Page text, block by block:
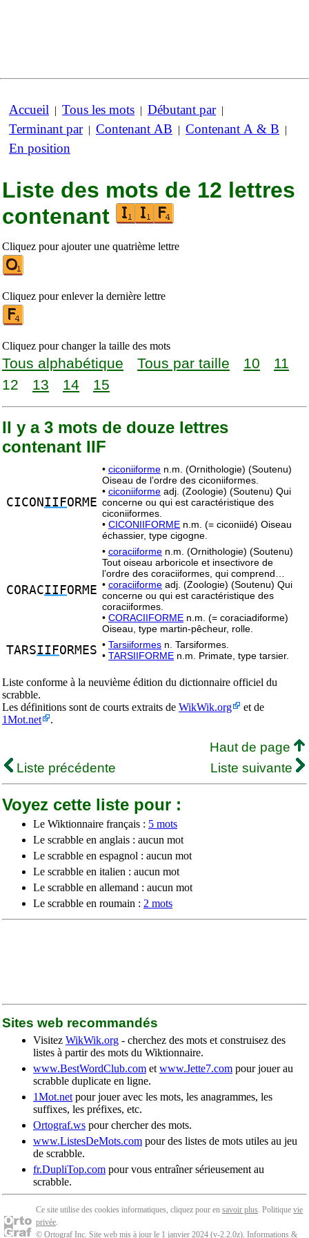
Accueil | Tous les mots | Débutant par|
Terminant par| Contenant AB | Contenant A & B |
En position
Liste des mots de 12 lettres
contenant
Cliquez pour ajouter une quatrième lettre
Cliquez pour enlever la dernière lettre
Cliquez pour changer la taille des mots
Tous alphabétique Tous par taille 10
11
12
13 14 15
Il y a 3 mots de douze lettres
contenant IIF
CICON IIFORME
• ciconiiforme n.m. (Ornithologie) (Soutenu)
Oiseau de l’ordre des ciconiiformes.
• ciconiiforme adj. (Zoologie) (Soutenu) Qui
concerne ou qui est caractéristique des
ciconiiformes.
• CICONIIFORME n.m. (= ciconiidé) Oiseau
échassier, type cigogne.
CORACIIFORME
• coraciiforme n.m. (Ornithologie) (Soutenu)
Tout oiseau arboricole et insectivore de
l’ordre des coraciiformes, qui comprend…
• coraciiforme adj. (Zoologie) (Soutenu) Qui
concerne ou qui est caractéristique des
coraciiformes.
• CORACIIFORME n.m. (= coraciadiforme)
Oiseau, type martin-pêcheur, rolle.
TARSIIFORMES • Tarsiiformes n. Tarsiformes.
• TARSIIFORME n.m. Primate, type tarsier.
Liste conforme à la neuvième édition du dictionnaire officiel du
scrabble.
Les définitions sont de courts extraits de WikWik.org
et de
1Mot.net
.
Haut de page
Liste précédente
Liste suivante
Voyez cette liste pour :
Le Wiktionnaire français : 5 mots
Le scrabble en anglais : aucun mot
Le scrabble en espagnol : aucun mot
Le scrabble en italien : aucun mot
Le scrabble en allemand : aucun mot
Le scrabble en roumain : 2 mots
Sites web recommandés
Visitez WikWik.org - cherchez des mots et construisez des
listes à partir des mots du Wiktionnaire.
www.BestWordClub.com et www.Jette7.com pour jouer au
scrabble duplicate en ligne.
1Mot.net pour jouer avec les mots, les anagrammes, les
suffixes, les préfixes, etc.
Ortograf.ws pour chercher des mots.
www.ListesDeMots.com pour des listes de mots utiles au jeu
de scrabble.
fr.DupliTop.com pour vous entraîner sérieusement au
scrabble.
Ce site utilise des cookies informatiques, cliquez pour en savoir plus. Politique vie
privée.
© Ortograf Inc. Site web mis à jour le 1 janvier 2024 (v-2.2.0z). Informations &